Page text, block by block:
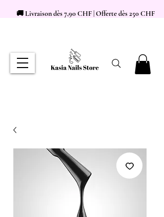
🚚 Livraison dès 7,90 CHF | Offerte dès 250 CHF